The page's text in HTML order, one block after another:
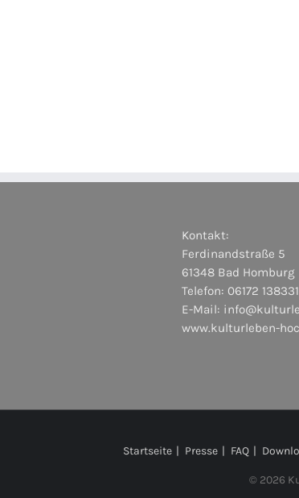
Kontakt:
Ferdinandstraße 5
61348 Bad Homburg
Telefon: 06172
E-Mail:
www.kulturleben-
Startseite Presse FAQ
© 2026